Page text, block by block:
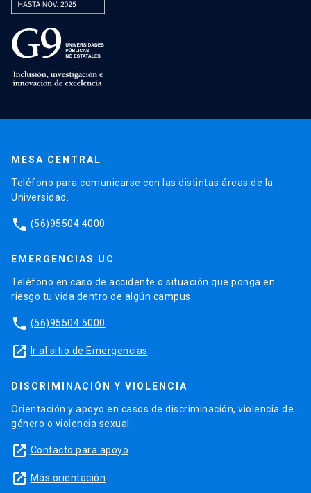
MESA CENTRAL
Teléfono para comunicarse con las distintas áreas de la
Universidad.
phone (56)95504 4000
EMERGENCIAS UC
Teléfono en caso de accidente o situación que ponga en
riesgo tu vida dentro de algún campus.
phone (56)95504 5000
launch Ir al sitio de Emergencias
DISCRIMINACIÓN Y VIOLENCIA
Orientación y apoyo en casos de discriminación, violencia de
género o violencia sexual.
launch Contacto para apoyo
launch Más orientación